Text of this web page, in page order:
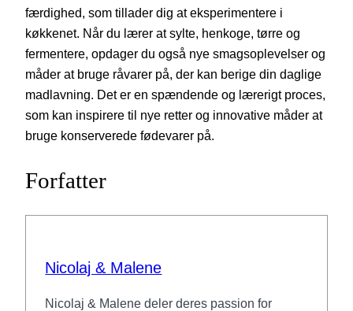
færdighed, som tillader dig at eksperimentere i
køkkenet. Når du lærer at sylte, henkoge, tørre og
fermentere, opdager du også nye smagsoplevelser og
måder at bruge råvarer på, der kan berige din daglige
madlavning. Det er en spændende og lærerigt proces,
som kan inspirere til nye retter og innovative måder at
bruge konserverede fødevarer på.
Forfatter
Nicolaj & Malene
Nicolaj & Malene deler deres passion for